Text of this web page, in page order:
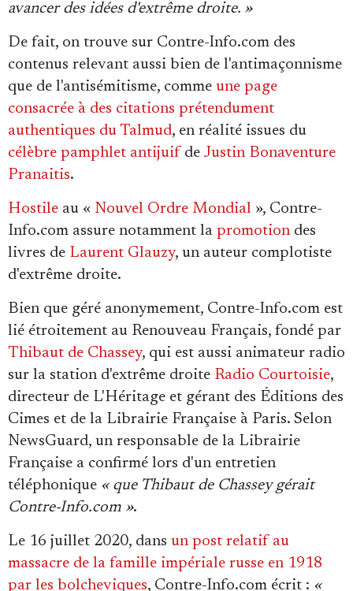
avancer des idées d'extrême droite. »
De fait, on trouve sur Contre-Info.com des
contenus relevant aussi bien de l'antimaçonnisme
que de l'antisémitisme, comme une page
consacrée à des citations prétendument
authentiques du Talmud, en réalité issues du
célèbre pamphlet antijuif de Justin Bonaventure
Pranaitis.
Hostile au « Nouvel Ordre Mondial », Contre-
Info.com assure notamment la promotiondes
livres de Laurent Glauzy, un auteur complotiste
d'extrême droite.
Bien que géré anonymement, Contre-Info.com est
lié étroitement au Renouveau Français, fondé par
Thibaut de Chassey, qui est aussi animateur radio
sur la station d'extrême droite Radio Courtoisie,
directeur de L'Héritage et gérant des Éditions des
Cimes et de la Librairie Française à Paris. Selon
NewsGuard, un responsable de la Librairie
Française a confirmé lors d'un entretien
téléphonique « que Thibaut de Chassey gérait
Contre-Info.com ».
Le 16 juillet 2020, dans un post relatif au
massacre de la famille impériale russe en 1918
par les bolcheviques, Contre-Info.com écrit : «